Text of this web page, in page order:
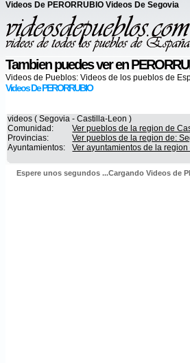
Videos De PERORRUBIO Videos De Segovia
Tambien puedes ver en
Videos de Pueblos: Videos de los pueblos de
Videos De PERORRUBIO
videos ( Segovia - Castilla-Leon )
Comunidad:
Ver pueblos de la region de
Provincias:
Ver pueblos de la region de:
Ayuntamientos:
Ver ayuntamientos de la
Espere unos segundos ...Cargando Videos de